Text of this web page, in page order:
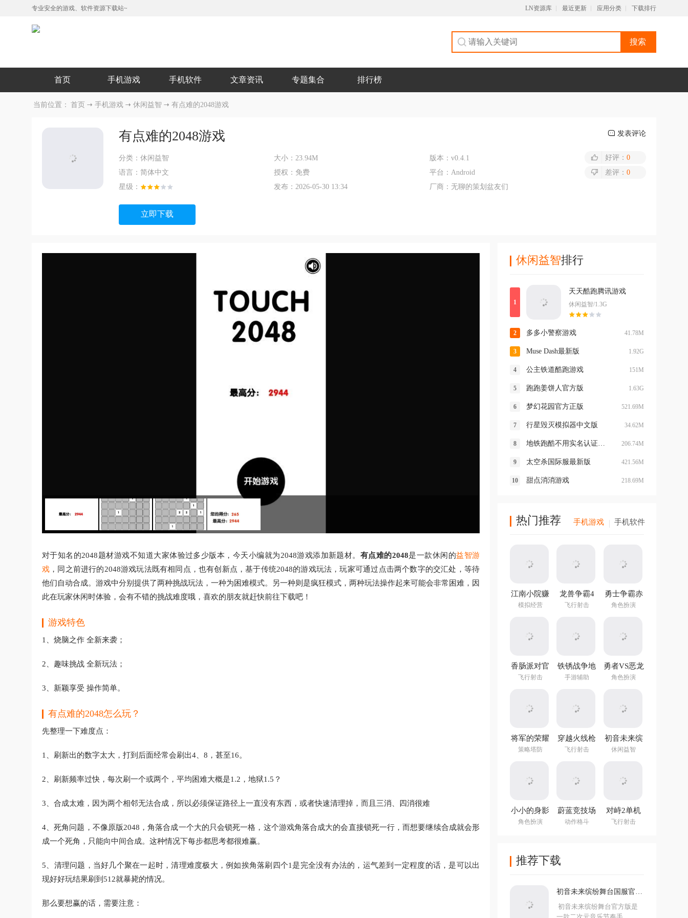
专业安全的游戏、软件资源下载站~ LN资源库 最近更新 应用分类 下载排行
搜索
首页 手机游戏 手机软件 文章资讯 专题集合 排行榜
当前位置： 首页 手机游戏 休闲益智 有点难的2048游戏
有点难的2048游戏 发表评论
分类： 休闲益智 大小：23.94M 版本： v0.4.1
语言： 简体中文 授权： 免费 平台： Android
星级：
发布：2026-05-30 13:34 厂商： 无聊的策划盆友们
好评： 0
差评： 0
立即下载
对于知名的2048题材游戏不知道大家体验过多少版本，今天小编就为2048游戏添加新题材。 有点难的2048是一款休闲的益智游
戏 ，同之前进行的2048游戏玩法既有相同点，也有创新点，基于传统2048的游戏玩法，玩家可通过点击两个数字的交汇处，等待
他们自动合成。游戏中分别提供了两种挑战玩法，一种为困难模式。另一种则是疯狂模式，两种玩法操作起来可能会非常困难，因
此在玩家休闲时体验，会有不错的挑战难度哦，喜欢的朋友就赶快前往下载吧！
游戏特色
1、烧脑之作 全新来袭；
2、趣味挑战 全新玩法；
3、新颖享受 操作简单。
有点难的2048怎么玩？
先整理一下难度点：
1、刷新出的数字太大，打到后面经常会刷出4、8，甚至16。
2、刷新频率过快，每次刷一个或两个，平均困难大概是1.2，地狱1.5？
3、合成太难，因为两个相邻无法合成，所以必须保证路径上一直没有东西，或者快速清理掉，而且三消、四消很难
4、死角问题，不像原版2048，角落合成一个大的只会锁死一格，这个游戏角落合成大的会直接锁死一行，而想要继续合成就会形
成一个死角，只能向中间合成。这种情况下每步都思考都很难赢。
5、清理问题，当好几个聚在一起时，清理难度极大，例如挨角落刷四个1是完全没有办法的，运气差到一定程度的话，是可以出
现好好玩结果刷到512就暴毙的情况。
那么要想赢的话，需要注意：
休闲益智排行
天天酷跑腾讯游戏
休闲益智/1.3G
多多小警察游戏 41.78M
Muse Dash最新版 1.92G
公主铁道酷跑游戏 151M
跑跑姜饼人官方版 1.63G
梦幻花园官方正版 521.69M
行星毁灭模拟器中文版 34.62M
地铁跑酷不用实名认证登录版最新版 206.74M
太空杀国际服最新版 421.56M
甜点消消游戏 218.69M
热门推荐 手机游戏 手机软件
江南小院赚
钱游戏
模拟经营
龙兽争霸4
手游
飞行射击
勇士争霸赤
胆联盟
角色扮演
香肠派对官
方正版
飞行射击
铁锈战争地
图编辑器中
手游辅助
勇者VS恶龙
手游
角色扮演
将军的荣耀
3官方正版
策略塔防
穿越火线枪
战王者体验
飞行射击
初音未来缤
纷舞台国服
休闲益智
小小的身影
重叠的内心
角色扮演
蔚蓝竞技场
手机版
动作格斗
对峙2单机
版手游
飞行射击
推荐下载
初音未来缤纷舞台国服官方
初音未来缤纷舞台官方版是